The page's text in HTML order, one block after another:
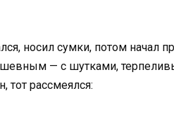
носил сумки, потом начал
— с шутками,
тот рассмеялся: